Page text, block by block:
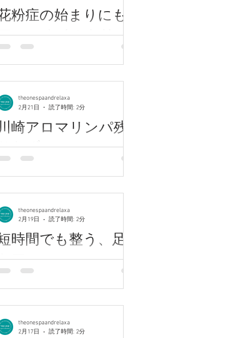
しぶりのお出かけで千葉館山までい
ご狩りに行ってきました。 市場には
した。 中には3つ分くらいの大きいハ
ぱいになるまでいちごを堪能してき
した。 ★★★★ブログ担当 桑原
〉じっくり圧のリンパオイルマッサ
で本格ヘッドスパ体感!上質な休息時
ローミー♪♪ 【ホットペッパービュ
ィー】川崎駅西口 マッサージ でチェ
丁目すぐ。 魚屋路（ととやみち）の
差点付近。 ・営業時間：10:00～
・LINE ID 【@131rw
粉症の始まりにも◎
ロマオイルトリー
メント
均一価格◎ 川崎西口徒歩7分.尻手
分バス停目の前 ★★★★★★★★★★
しずつ暖かくなり、春の気配を感じ
この時期。 同時に、くしゃみ・鼻の
ズムズ・頭の重だるさなど、花粉症
不調を感じ始める方も増えてきま
。 花粉症はアレルギー症状だけでな
不調につながることも。 そんな“花粉
の始まり”におすすめなのが【アロマ
イルトリートメント】です。 当サロ
は【女性専用／完全個室】。 周りを
にせず、深く呼吸しながらお過ごし
ただけます。 花粉症シーズンこそ、
少しでも快適に過ごしませんか。 川
でアロマオイルトリートメント・リ
パマッサージをお探しの方は、ぜひ
崎アロマリンパ残
わずか
均一価格◎ 川崎西口徒歩7分.尻手
分バス停目の前 ★★★★★★★★★★
日から3連休。 寒暖差や気圧の影響で
律神経が乱れやすく、 首肩こり・頭
・むくみ・倦怠感を感じる方が増え
のリラクゼーションサロンでは、 ア
性のお身体に寄り添う施術をご提供
ております。 じっくり圧で巡りを整
ラックスと血行促進、自律神経ケア
theonespaandrelaxa
2月21日
読了時間: 2分
時間でも整う、足裏
ア
均一価格◎ 川崎西口徒歩7分.尻手
分バス停目の前 ★★★★ 当サロンで
、足ツボやドライヘッドスパはオプ
theonespaandrelaxa
2月19日
読了時間: 2分
theonespaandrelaxa
2月17日
読了時間: 2分